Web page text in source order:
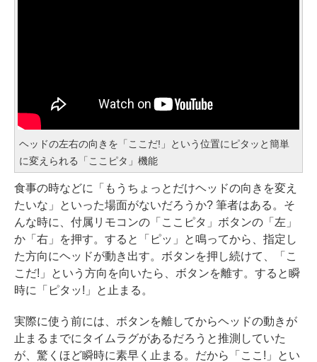
ヘッドの左右の向きを「ここだ!」という位置にピタッと簡単
に変えられる「ここピタ」機能
食事の時などに「もうちょっとだけヘッドの向きを変え
たいな」といった場面がないだろうか? 筆者はある。そ
んな時に、付属リモコンの「ここピタ」ボタンの「左」
か「右」を押す。すると「ピッ」と鳴ってから、指定し
た方向にヘッドが動き出す。ボタンを押し続けて、「こ
こだ!」という方向を向いたら、ボタンを離す。すると瞬
時に「ピタッ!」と止まる。
実際に使う前には、ボタンを離してからヘッドの動きが
止まるまでにタイムラグがあるだろうと推測していた
が、驚くほど瞬時に素早く止まる。だから「ここ!」とい